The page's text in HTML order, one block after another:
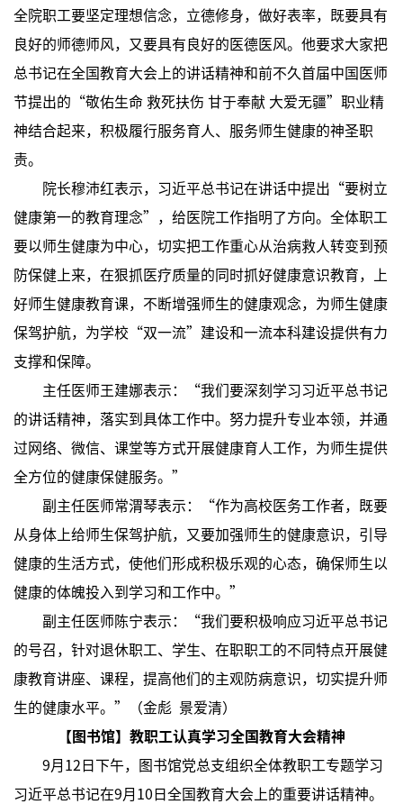
全院职工要坚定理想信念，立德修身，做好表率，既要具有
良好的师德师风，又要具有良好的医德医风。他要求大家把
总书记在全国教育大会上的讲话精神和前不久首届中国医师
节提出的“敬佑生命 救死扶伤 甘于奉献 大爱无疆”职业精
神结合起来，积极履行服务育人、服务师生健康的神圣职
责。
院长穆沛红表示，习近平总书记在讲话中提出“要树立
健康第一的教育理念”，给医院工作指明了方向。全体职工
要以师生健康为中心，切实把工作重心从治病救人转变到预
防保健上来，在狠抓医疗质量的同时抓好健康意识教育，上
好师生健康教育课，不断增强师生的健康观念，为师生健康
保驾护航，为学校“双一流”建设和一流本科建设提供有力
支撑和保障。
主任医师王建娜表示：“我们要深刻学习习近平总书记
的讲话精神，落实到具体工作中。努力提升专业本领，并通
过网络、微信、课堂等方式开展健康育人工作，为师生提供
全方位的健康保健服务。”
副主任医师常渭琴表示：“作为高校医务工作者，既要
从身体上给师生保驾护航，又要加强师生的健康意识，引导
健康的生活方式，使他们形成积极乐观的心态，确保师生以
健康的体魄投入到学习和工作中。”
副主任医师陈宁表示：“我们要积极响应习近平总书记
的号召，针对退休职工、学生、在职职工的不同特点开展健
康教育讲座、课程，提高他们的主观防病意识，切实提升师
生的健康水平。”（金彪 景爱清）
【图书馆】教职工认真学习全国教育大会精神
9月12日下午，图书馆党总支组织全体教职工专题学习
习近平总书记在9月10日全国教育大会上的重要讲话精神。